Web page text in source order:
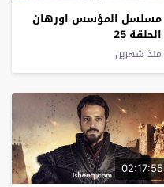
مسلسل المؤسس اورهان
الحلقة 25
منذ شهرين
02:17:55